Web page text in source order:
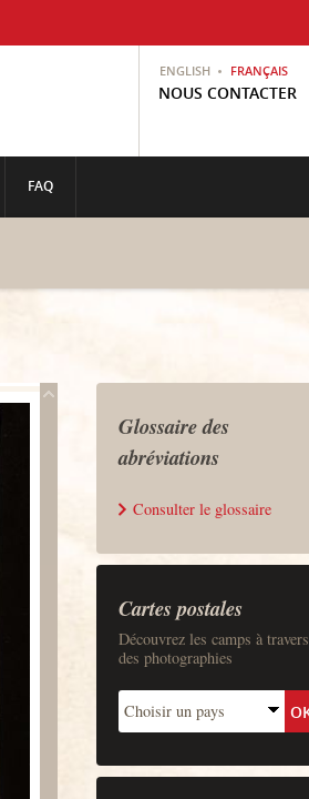
ENGLISH FRANÇAIS
NOUS CONTACTER
FAQ
Glossaire des
abréviations
Consulter le glossaire
Cartes postales
Découvrez les camps à travers
des photographies